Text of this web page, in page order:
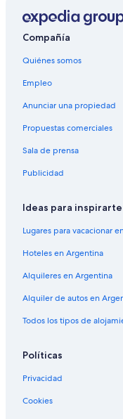
Alquiler de autos
Alquiler de autos
Alquiler de autos
Compañía
Quiénes somos
Empleo
Anunciar una propiedad
Propuestas comerciales
Sala de prensa
Publicidad
Ideas para inspirarte
Lugares para vacacionar
Hoteles en Argentina
Alquileres en Argentina
Alquiler de autos en
Todos los tipos de
Políticas
Privacidad
Cookies